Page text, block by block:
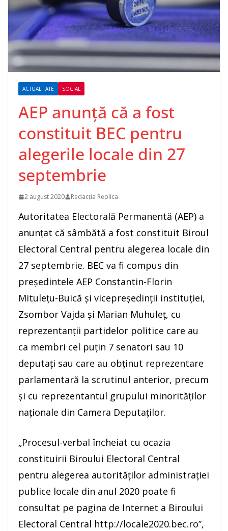
ACTUALITATE SOCIAL
AEP anunţă că a fost
constituit BEC pentru
alegerile locale din 27
septembrie
2 august 2020 Redacția Replica
Autoritatea Electorală Permanentă (AEP) a
anunţat că sâmbătă a fost constituit Biroul
Electoral Central pentru alegerea locale din
27 septembrie. BEC va fi compus din
preşedintele AEP Constantin-Florin
Mituleţu-Buică şi vicepreşedinţii instituţiei,
Zsombor Vajda şi Marian Muhuleţ, cu
reprezentanţii partidelor politice care au
ca membri cel puţin 7 senatori sau 10
deputaţi sau care au obţinut reprezentare
parlamentară la scrutinul anterior, precum
şi cu reprezentantul grupului minorităţilor
naţionale din Camera Deputaţilor.
„Procesul-verbal încheiat cu ocazia
constituirii Biroului Electoral Central
pentru alegerea autorităţilor administraţiei
publice locale din anul 2020 poate fi
consultat pe pagina de Internet a Biroului
Electoral Central http://locale2020.bec.ro”,